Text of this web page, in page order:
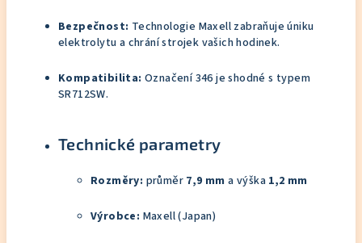
Bezpečnost: Technologie Maxell zabraňuje úniku
elektrolytu a chrání strojek vašich hodinek.
Kompatibilita: Označení 346 je shodné s typem
SR712SW.
Technické parametry
Rozměry: průměr 7,9 mm a výška 1,2 mm
Výrobce: Maxell (Japan)